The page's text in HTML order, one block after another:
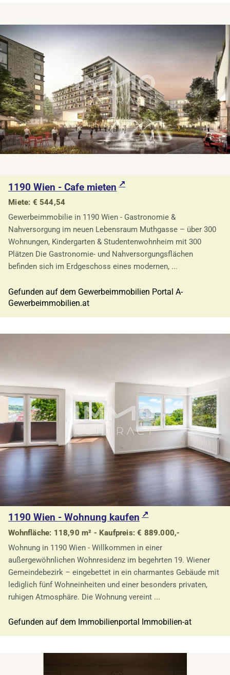
1190 Wien - Cafe mieten
Miete: € 544,54
Gewerbeimmobilie in 1190 Wien - Gastronomie &
Nahversorgung im neuen Lebensraum Muthgasse – über 300
Wohnungen, Kindergarten & Studentenwohnheim mit 300
Plätzen Die Gastronomie- und Nahversorgungsflächen
befinden sich im Erdgeschoss eines modernen, ...
Gefunden auf dem Gewerbeimmobilien Portal A-
Gewerbeimmobilien.at
1190 Wien - Wohnung kaufen
Wohnfläche: 118,90 m² - Kaufpreis: € 889.000,-
Wohnung in 1190 Wien - Willkommen in einer
außergewöhnlichen Wohnresidenz im begehrten 19. Wiener
Gemeindebezirk – eingebettet in ein charmantes Gebäude mit
lediglich fünf Wohneinheiten und einer besonders privaten,
ruhigen Atmosphäre. Die Wohnung vereint ...
Gefunden auf dem Immobilienportal Immobilien-at